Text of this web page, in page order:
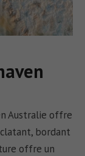
Australie offre
bordant
offre un